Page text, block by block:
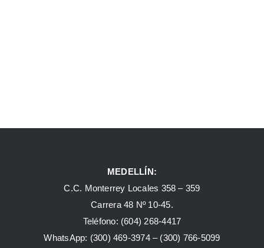
MEDELLÍN:
C.C. Monterrey Locales 358 – 359
Carrera 48 Nº 10-45.
Teléfono: (604) 268-4417
WhatsApp: (300) 469-3974 – (300) 766-5099